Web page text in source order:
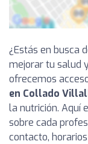
¿Estás en busca
mejorar tu salud
ofrecemos
en Collado
la nutrición. Aquí
sobre cada
contacto,